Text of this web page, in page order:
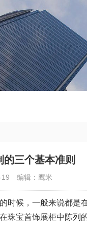
三个基本准则
编辑：鹰米
候，一般来说都是
珠宝首饰展柜中陈列